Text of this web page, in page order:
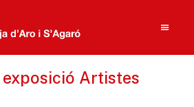
exposició Artistes